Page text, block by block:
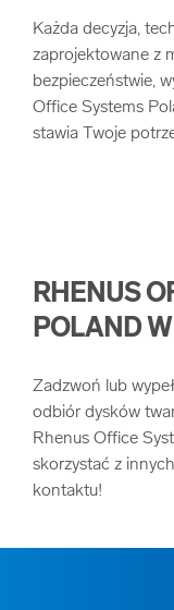
Każda decyzja,
zaprojektowane z
bezpieczeństwie,
Office Systems
stawia Twoje
RHENUS
POLAND
Zadzwoń lub
odbiór dysków
Rhenus Office
skorzystać z
kontaktu!